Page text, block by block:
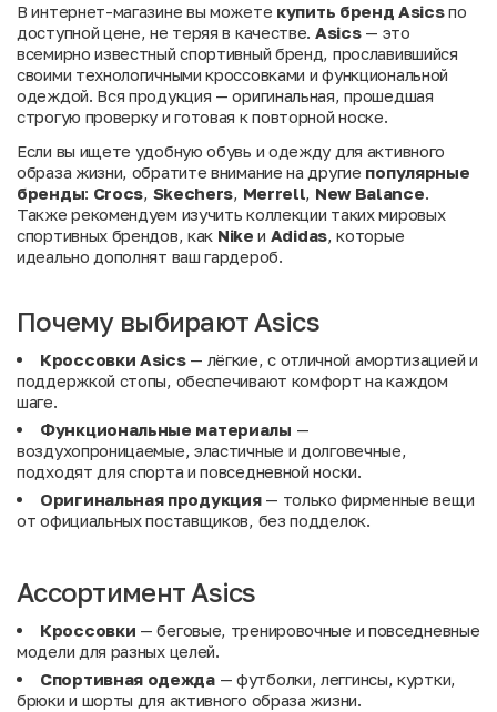
В интернет-магазине вы можете купить бренд Asicsпо
доступной цене, не теряя в качестве. Asics— это
всемирно известный спортивный бренд, прославившийся
своими технологичными кроссовками и функциональной
одеждой. Вся продукция — оригинальная, прошедшая
строгую проверку и готовая к повторной носке.
Если вы ищете удобную обувь и одежду для активного
образа жизни, обратите внимание на другие популярные
бренды: Crocs, Skechers, Merrell, New Balance.
Также рекомендуем изучить коллекции таких мировых
спортивных брендов, как Nike и Adidas, которые
идеально дополнят ваш гардероб.
Почему выбирают Asics
Кроссовки Asics— лёгкие, с отличной амортизацией и
поддержкой стопы, обеспечивают комфорт на каждом
шаге.
Функциональные материалы —
воздухопроницаемые, эластичные и долговечные,
подходят для спорта и повседневной носки.
Оригинальная продукция— только фирменные вещи
от официальных поставщиков, без подделок.
Ассортимент Asics
Кроссовки — беговые, тренировочные и повседневные
модели для разных целей.
Спортивная одежда— футболки, леггинсы, куртки,
брюки и шорты для активного образа жизни.